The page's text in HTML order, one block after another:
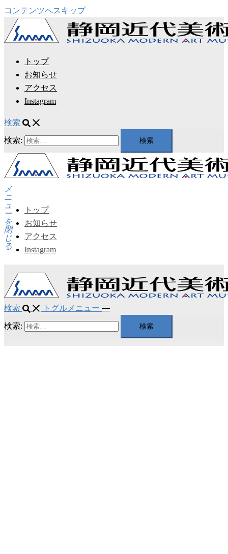
コンテンツへスキップ
トップ
お知らせ
アクセス
Instagram
検索
検索:
メ
ニ
ュ
ー
を
閉
じ
る
トップ
お知らせ
アクセス
Instagram
検索 トグルメニュー
検索: